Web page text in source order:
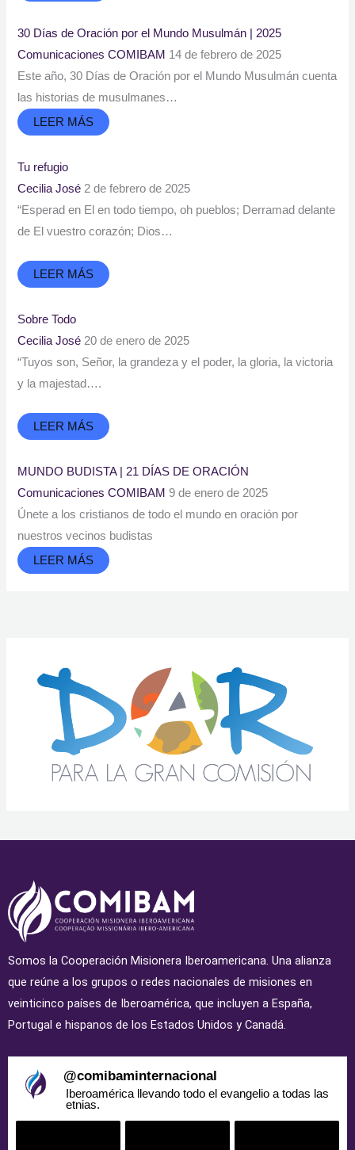
30 Días de Oración por el Mundo Musulmán | 2025
Comunicaciones COMIBAM 14 de febrero de 2025
Este año, 30 Días de Oración por el Mundo Musulmán cuenta
las historias de musulmanes…
LEER MÁS
Tu refugio
Cecilia José 2 de febrero de 2025
“Esperad en El en todo tiempo, oh pueblos; Derramad delante
de El vuestro corazón; Dios…
LEER MÁS
Sobre Todo
Cecilia José 20 de enero de 2025
“Tuyos son, Señor, la grandeza y el poder, la gloria, la victoria
y la majestad….
LEER MÁS
MUNDO BUDISTA | 21 DÍAS DE ORACIÓN
Comunicaciones COMIBAM 9 de enero de 2025
Únete a los cristianos de todo el mundo en oración por
nuestros vecinos budistas
LEER MÁS
Somos la Cooperación Misionera Iberoamericana. Una alianza
que reúne a los grupos o redes nacionales de misiones en
veinticinco países de Iberoamérica, que incluyen a España,
Portugal e hispanos de los Estados Unidos y Canadá.
@comibaminternacional
Iberoamérica llevando todo el evangelio a todas las
etnias.